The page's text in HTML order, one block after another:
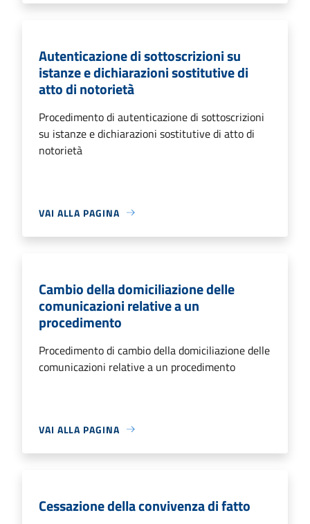
Autenticazione di sottoscrizioni su
istanze e dichiarazioni sostitutive di
atto di notorietà
Procedimento di autenticazione di sottoscrizioni
su istanze e dichiarazioni sostitutive di atto di
notorietà
VAI ALLA PAGINA
Cambio della domiciliazione delle
comunicazioni relative a un
procedimento
Procedimento di cambio della domiciliazione delle
comunicazioni relative a un procedimento
VAI ALLA PAGINA
Cessazione della convivenza di fatto